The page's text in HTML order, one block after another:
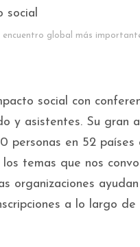
encuentro global más
social con
y asistentes. Su
personas en 52
temas que nos
organizaciones
a lo largo